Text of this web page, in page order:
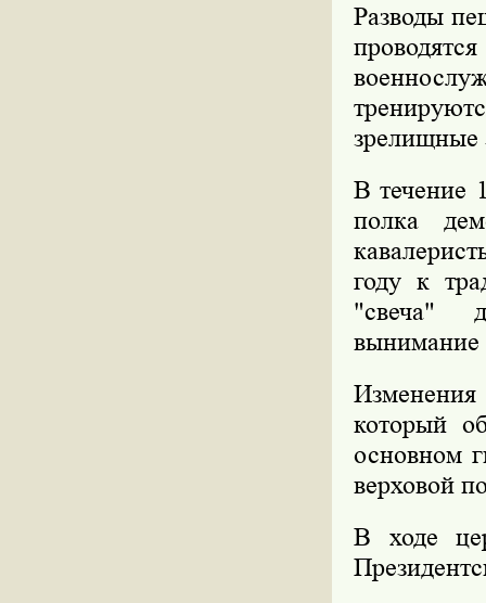
Разводы
зрелищные
В течение
полка
году к
"свеча"
Изменения
который
основном
верховой
В ходе